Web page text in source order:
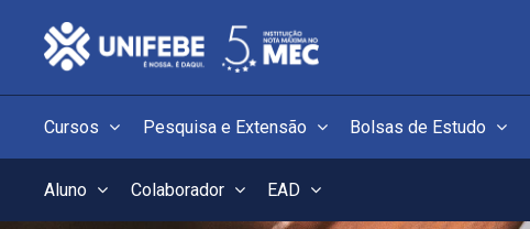
Cursos Pesquisa e Extensão Bolsas de Estudo
Aluno Colaborador EAD